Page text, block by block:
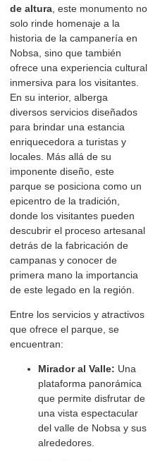
de altura , este monumento no
solo rinde homenaje a la
historia de la campanería en
Nobsa, sino que también
ofrece una experiencia cultural
inmersiva para los visitantes.
En su interior, alberga
diversos servicios diseñados
para brindar una estancia
enriquecedora a turistas y
locales. Más allá de su
imponente diseño, este
parque se posiciona como un
epicentro de la tradición,
donde los visitantes pueden
descubrir el proceso artesanal
detrás de la fabricación de
campanas y conocer de
primera mano la importancia
de este legado en la región.
Entre los servicios y atractivos
que ofrece el parque, se
encuentran:
Mirador al Valle: Una
plataforma panorámica
que permite disfrutar de
una vista espectacular
del valle de Nobsa y sus
alrededores.